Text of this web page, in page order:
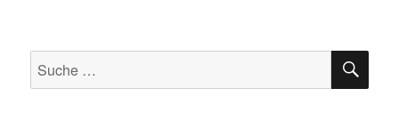
Suche
nach: